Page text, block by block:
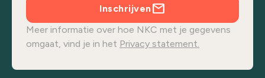
Inschrijven
Meer informatie over hoe NKC met je gegevens
omgaat, vind je in het Privacy statement.